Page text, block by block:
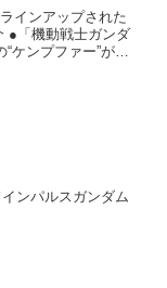
インアップされた
●「機動戦士ガンダ
ケンプファー”が
ンパルスガンダム